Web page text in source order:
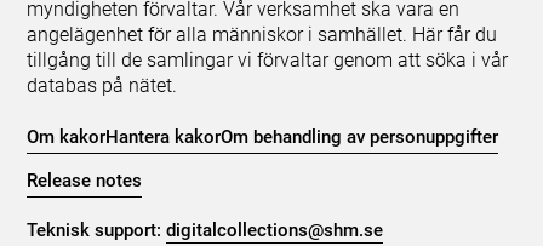
myndigheten förvaltar. Vår verksamhet ska vara en
angelägenhet för alla människor i samhället. Här får du
tillgång till de samlingar vi förvaltar genom att söka i vår
databas på nätet.
Om kakorHantera kakorOm behandling av personuppgifter
Release notes
Teknisk support:digitalcollections@shm.se